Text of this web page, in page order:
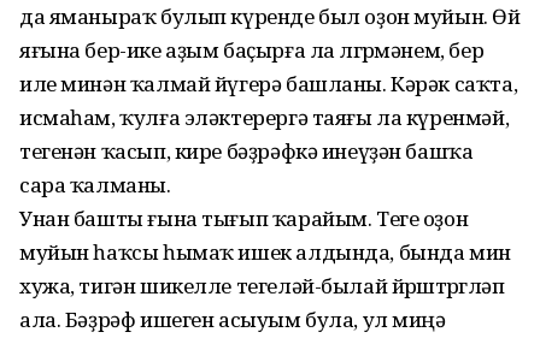
да яма­ныраҡ булып кү­ренде был оҙон муйын. Өй
яғы­на бер-ике аҙым баҫырға ла өлгөрмәнем, бер
иле минән ҡал­май йүгерә башланы. Кәрәк саҡ­та,
исмаһам, ҡулға эләк­те­рергә таяғы ла күренмәй,
тегенән ҡасып, кире бәҙрәфкә инеүҙән башҡа
сара ҡалманы.
Унан башты ғына тығып ҡара­йым. Теге оҙон
муйын һаҡсы һымаҡ ишек алдында, бында мин
хужа, тигән шикелле тегеләй-былай йөрөштөргөләп
ала. Бәҙ­рәф ишеген асыуым була, ул ми­ңә